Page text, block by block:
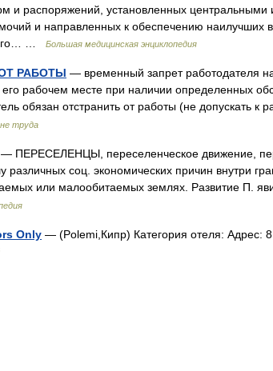
и распоряжений, установленных
и направленных к обеспечению наилучших
…
Большая медицинская энциклопедия
РАБОТЫ — временный запрет работодателя
рабочем месте при наличии определенных
обязан отстранить от работы (не допускать
труда
— ПЕРЕСЕЛЕНЦЫ, переселенческое движение,
различных соц. экономических причин внутри
или малообитаемых землях. Развитие П.
Only — (Polemi,Кипр) Категория отеля: Адрес: